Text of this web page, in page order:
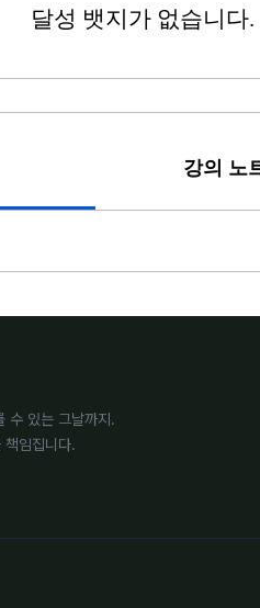
달성 뱃지가 없습니다.
강의 노
수 있는 그날까지.
책임집니다.